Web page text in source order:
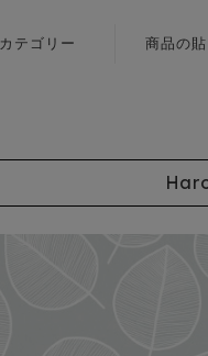
カテゴリー 商品の
ふす
リメイク